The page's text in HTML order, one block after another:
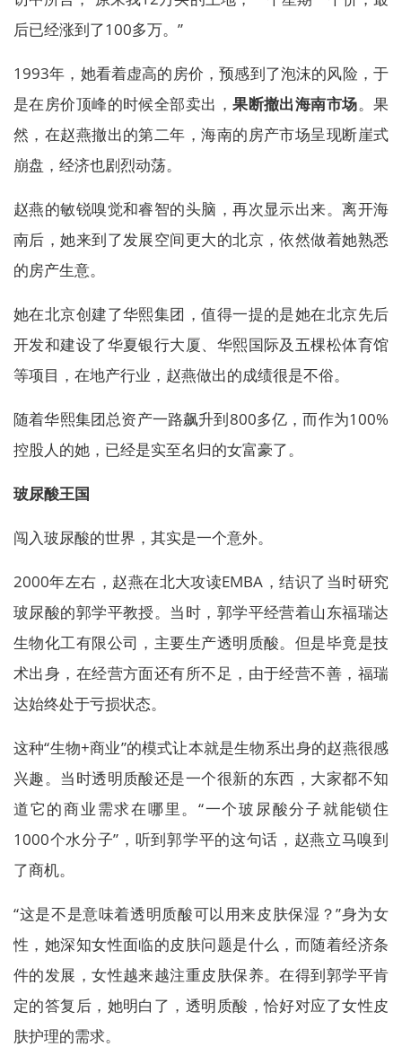
后已经涨到了100多万。”
1993年，她看着虚高的房价，预感到了泡沫的风险，于
是在房价顶峰的时候全部卖出，果断撤出海南市场。果
然，在赵燕撤出的第二年，海南的房产市场呈现断崖式
崩盘，经济也剧烈动荡。
赵燕的敏锐嗅觉和睿智的头脑，再次显示出来。离开海
南后，她来到了发展空间更大的北京，依然做着她熟悉
的房产生意。
她在北京创建了华熙集团，值得一提的是她在北京先后
开发和建设了华夏银行大厦、华熙国际及五棵松体育馆
等项目，在地产行业，赵燕做出的成绩很是不俗。
随着华熙集团总资产一路飙升到800多亿，而作为100%
控股人的她，已经是实至名归的女富豪了。
玻尿酸王国
闯入玻尿酸的世界，其实是一个意外。
2000年左右，赵燕在北大攻读EMBA，结识了当时研究
玻尿酸的郭学平教授。当时，郭学平经营着山东福瑞达
生物化工有限公司，主要生产透明质酸。但是毕竟是技
术出身，在经营方面还有所不足，由于经营不善，福瑞
达始终处于亏损状态。
这种“生物+商业”的模式让本就是生物系出身的赵燕很感
兴趣。当时透明质酸还是一个很新的东西，大家都不知
道它的商业需求在哪里。“一个玻尿酸分子就能锁住
1000个水分子”，听到郭学平的这句话，赵燕立马嗅到
了商机。
“这是不是意味着透明质酸可以用来皮肤保湿？”身为女
性，她深知女性面临的皮肤问题是什么，而随着经济条
件的发展，女性越来越注重皮肤保养。在得到郭学平肯
定的答复后，她明白了，透明质酸，恰好对应了女性皮
肤护理的需求。